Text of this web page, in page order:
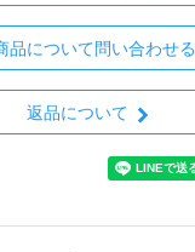
品について問い合わせる
返品について